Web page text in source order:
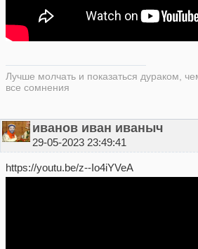
Лучше молчать и показаться дураком,
все сомнения
иванов иван иваныч
29-05-2023 23:49:41
https://youtu.be/z--Io4iYVeA